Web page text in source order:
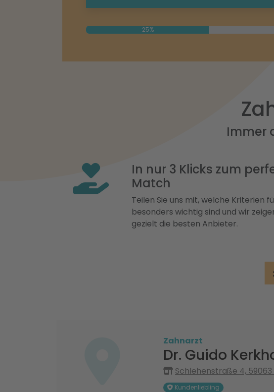
25%
Immer
In nur 3 Klicks zum
Match
Teilen Sie uns mit, welche Kriterien
besonders wichtig sind und wir
gezielt die besten Anbieter.
Zahnarzt
Dr. Guido
Schlehenstraße 4,
Kundenliebling